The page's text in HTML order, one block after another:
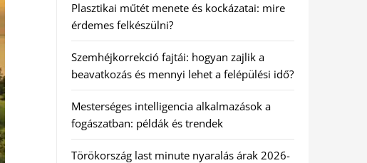
Plasztikai műtét menete és kockázatai: mire
érdemes felkészülni?
Szemhéjkorrekció fajtái: hogyan zajlik a
beavatkozás és mennyi lehet a felépülési idő?
Mesterséges intelligencia alkalmazások a
fogászatban: példák és trendek
Törökország last minute nyaralás árak 2026-